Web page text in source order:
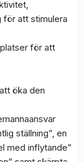
för att stimulera
för att
öka den
ställning”, en
med inflytande”